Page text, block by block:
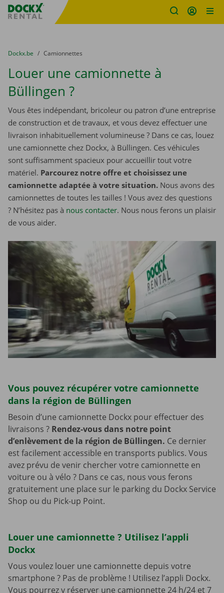
sitename
You are here:
du
Dockx.be to
Camionnettes
Louer une camionnette à
Büllingen ?
Vous êtes indépendant, bricoleur ou patron d’une entreprise
de construction et de travaux, et vous devez effectuer une
livraison inhabituellement volumineuse ? Dans ce cas, louez
une camionnette chez Dockx, à Büllingen. Ces véhicules
sont suffisamment spacieux pour accueillir tout votre
matériel. Parcourez notre offre et choisissez une
camionnette adaptée à votre situation. Nous avons des
camionnettes de toutes les tailles ! Vous avez des questions
? N’hésitez pas à nous contacter. Nous nous ferons un plaisir
de vous aider.
Vous pouvez récupérer votre camionnette
dans la région de Büllingen
Besoin d’une camionnette Dockx pour effectuer des
livraisons ? Rendez-vous dans notre point
d’enlèvement de la région de Büllingen. Ce dernier
est facilement accessible en transports publics. Vous
avez prévu de venir chercher votre camionnette en
voiture ou à vélo ? Dans ce cas, nous vous ferons
gratuitement une place sur le parking du Dockx Service
Shop ou du Pick-up Point.
Louer une camionnette ? Utilisez l’appli
Dockx
Vous voulez louer une camionnette depuis votre
smartphone ? Pas de problème ! Utilisez l’appli Dockx.
Vous pourrez y réserver une camionnette 24 h/24 et 7